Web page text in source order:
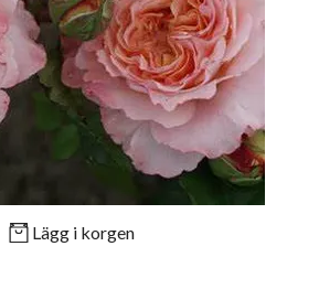
Lägg i korgen